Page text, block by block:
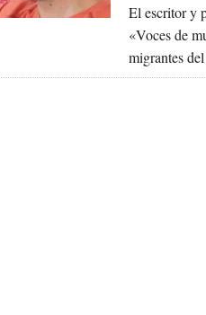
El escritor y
«Voces de
migrantes